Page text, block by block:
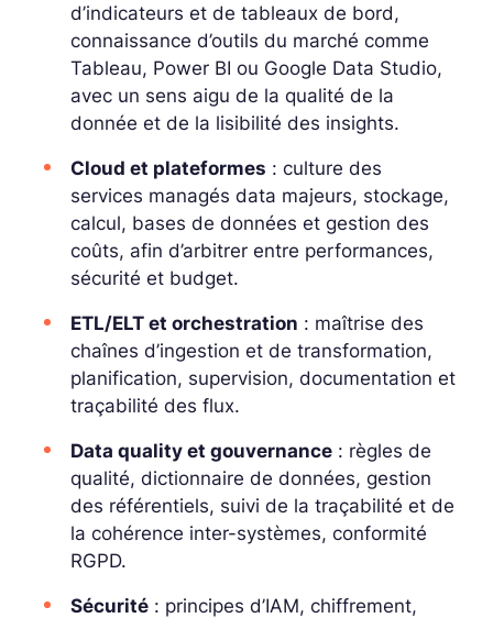
d’indicateurs et de tableaux de bord,
connaissance d’outils du marché comme
Tableau, Power BI ou Google Data Studio,
avec un sens aigu de la qualité de la
donnée et de la lisibilité des insights.
Cloud et plateformes : culture des
services managés data majeurs, stockage,
calcul, bases de données et gestion des
coûts, afin d’arbitrer entre performances,
sécurité et budget.
ETL/ELT et orchestration : maîtrise des
chaînes d’ingestion et de transformation,
planification, supervision, documentation et
traçabilité des flux.
Data quality et gouvernance : règles de
qualité, dictionnaire de données, gestion
des référentiels, suivi de la traçabilité et de
la cohérence inter-systèmes, conformité
RGPD.
Sécurité : principes d’IAM, chiffrement,